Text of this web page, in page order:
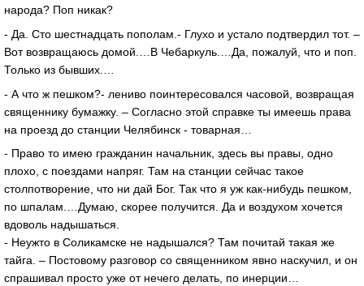
народа? Поп никак?
- Да. Сто шестнадцать пополам.- Глухо и устало подтвердил тот. –
Вот возвращаюсь домой.…В Чебаркуль.…Да, пожалуй, что и поп.
Только из бывших.…
- А что ж пешком?- лениво поинтересовался часовой, возвращая
священнику бумажку. – Согласно этой справке ты имеешь права
на проезд до станции Челябинск - товарная…
- Право то имею гражданин начальник, здесь вы правы, одно
плохо, с поездами напряг. Там на станции сейчас такое
столпотворение, что ни дай Бог. Так что я уж как-нибудь пешком,
по шпалам.…Думаю, скорее получится. Да и воздухом хочется
вдоволь надышаться.
- Неужто в Соликамске не надышался? Там почитай такая же
тайга. – Постовому разговор со священником явно наскучил, и он
спрашивал просто уже от нечего делать, по инерции…